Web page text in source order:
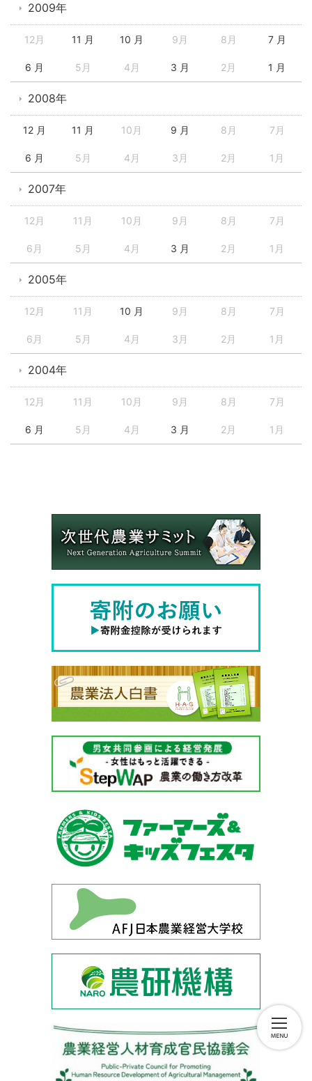
2009年
12月 11 月 10 月 9月 8月 7 月
6 月 5月 4月 3 月 2月 1 月
2008年
12 月 11 月 10月 9 月 8月 7月
6 月 5月 4月 3月 2月 1月
2007年
12月 11月 10月 9月 8月 7月
6月 5月 4月 3 月 2月 1月
2005年
12月 11月 10 月 9月 8月 7月
6月 5月 4月 3月 2月 1月
2004年
12月 11月 10月 9月 8月 7月
6 月 5月 4月 3 月 2月 1月